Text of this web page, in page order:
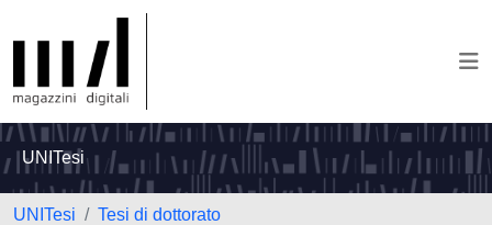
UNITesi
UNITesi
Tesi di dottorato